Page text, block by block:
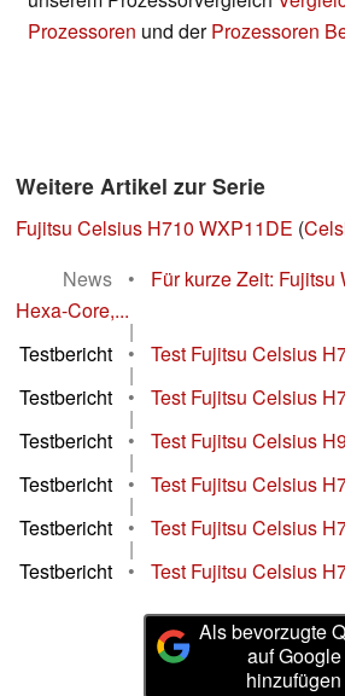
Prozessoren und derProzessoren
Weitere Artikel zur Serie
Fujitsu Celsius H710 WXP11DE (
News
•
Für kurze Zeit: Fujitsu
Hexa-Core,...
|
Testbericht
• Test Fujitsu Celsius
|
Testbericht
• Test Fujitsu Celsius
|
Testbericht
• Test Fujitsu Celsius
|
Testbericht
• Test Fujitsu Celsius
|
Testbericht
• Test Fujitsu Celsius
|
Testbericht
• Test Fujitsu Celsius
Als bevorzugte
auf Google
hinzufügen